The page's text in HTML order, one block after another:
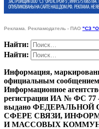
Реклама. Рекламодатель - ПАО "СЗ
Найти:
Найти:
Информация,
официальным
Информационное
регистрации ИА № ФС 77 –
выдано
СФЕРЕ СВЯЗИ,
И МАССОВЫХ